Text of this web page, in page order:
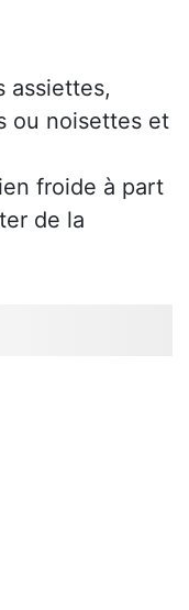
assiettes,
ou noisettes et
froide à part
de la